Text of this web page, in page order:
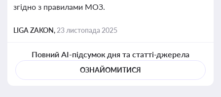
згідно з правилами МОЗ.
LIGA ZAKON, 23 листопада 2025
Повний AI-підсумок дня та статті-джерела
ОЗНАЙОМИТИСЯ